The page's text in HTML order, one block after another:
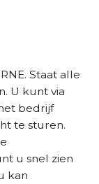
Staat alle
U kunt via
bedrijf
te sturen.
u snel zien
kan